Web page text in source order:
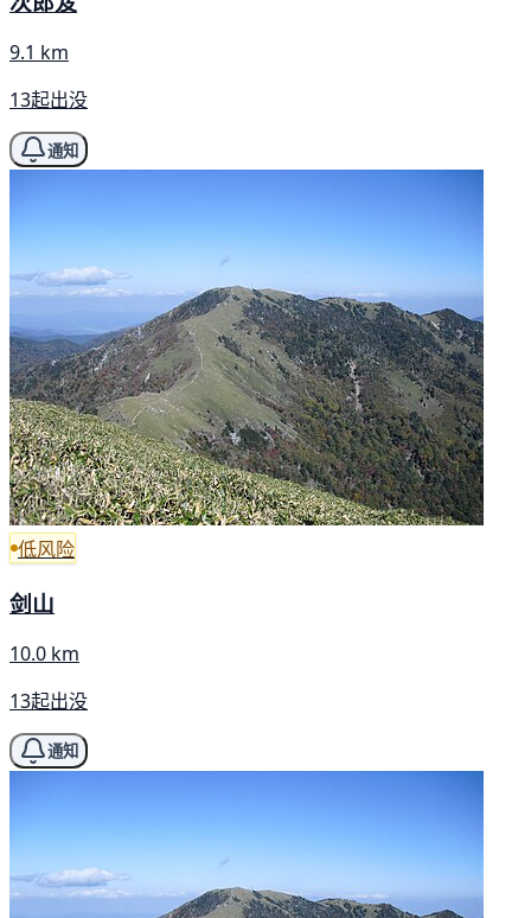
9.1 km
13起出没
通知
低风险
剑山
10.0 km
13起出没
通知